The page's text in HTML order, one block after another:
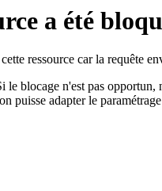
a été
ressource car la requête
le blocage n'est pas
puisse adapter le